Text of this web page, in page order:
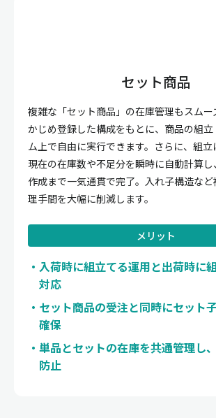
セット商品
複雑な「セット商品」の在庫管理もスムー
かじめ登録した構成をもとに、商品の組
ム上で自由に実行できます。さらに、組
現在の在庫数や不足分を瞬時に自動計算
作成まで一気通貫で完了。入れ子構造な
理手間を大幅に削減します。
メリット
入荷時に組立てる運用と出荷時に
対応
セット商品の受注と同時にセット
確保
単品とセットの在庫を共通管理し
防止